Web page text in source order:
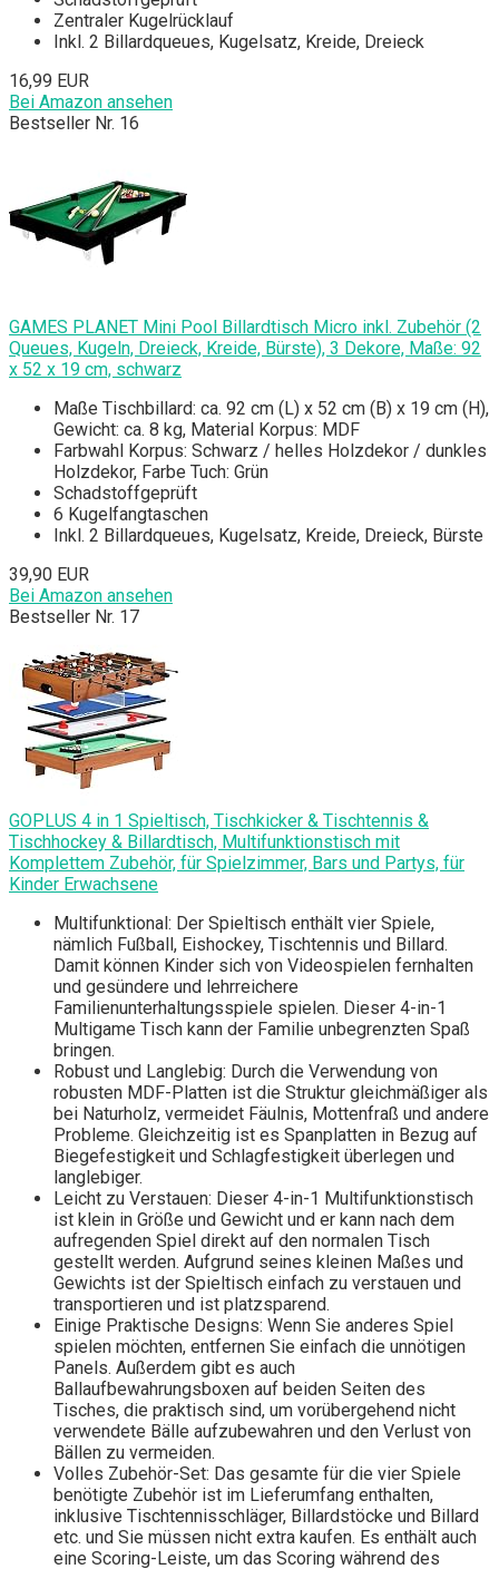
Zentraler Kugelrücklauf
Inkl. 2 Billardqueues, Kugelsatz, Kreide, Dreieck
16,99 EUR
Bei Amazon ansehen
Bestseller Nr. 16
GAMES PLANET Mini Pool Billardtisch Micro inkl. Zubehör (2
Queues, Kugeln, Dreieck, Kreide, Bürste), 3 Dekore, Maße: 92
x 52 x 19 cm, schwarz
Maße Tischbillard: ca. 92 cm (L) x 52 cm (B) x 19 cm (H),
Gewicht: ca. 8 kg, Material Korpus: MDF
Farbwahl Korpus: Schwarz / helles Holzdekor / dunkles
Holzdekor, Farbe Tuch: Grün
Schadstoffgeprüft
6 Kugelfangtaschen
Inkl. 2 Billardqueues, Kugelsatz, Kreide, Dreieck, Bürste
39,90 EUR
Bei Amazon ansehen
Bestseller Nr. 17
GOPLUS 4 in 1 Spieltisch, Tischkicker & Tischtennis &
Tischhockey & Billardtisch, Multifunktionstisch mit
Komplettem Zubehör, für Spielzimmer, Bars und Partys, für
Kinder Erwachsene
Multifunktional: Der Spieltisch enthält vier Spiele,
nämlich Fußball, Eishockey, Tischtennis und Billard.
Damit können Kinder sich von Videospielen fernhalten
und gesündere und lehrreichere
Familienunterhaltungsspiele spielen. Dieser 4-in-1
Multigame Tisch kann der Familie unbegrenzten Spaß
bringen.
Robust und Langlebig: Durch die Verwendung von
robusten MDF-Platten ist die Struktur gleichmäßiger als
bei Naturholz, vermeidet Fäulnis, Mottenfraß und andere
Probleme. Gleichzeitig ist es Spanplatten in Bezug auf
Biegefestigkeit und Schlagfestigkeit überlegen und
langlebiger.
Leicht zu Verstauen: Dieser 4-in-1 Multifunktionstisch
ist klein in Größe und Gewicht und er kann nach dem
aufregenden Spiel direkt auf den normalen Tisch
gestellt werden. Aufgrund seines kleinen Maßes und
Gewichts ist der Spieltisch einfach zu verstauen und
transportieren und ist platzsparend.
Einige Praktische Designs: Wenn Sie anderes Spiel
spielen möchten, entfernen Sie einfach die unnötigen
Panels. Außerdem gibt es auch
Ballaufbewahrungsboxen auf beiden Seiten des
Tisches, die praktisch sind, um vorübergehend nicht
verwendete Bälle aufzubewahren und den Verlust von
Bällen zu vermeiden.
Volles Zubehör-Set: Das gesamte für die vier Spiele
benötigte Zubehör ist im Lieferumfang enthalten,
inklusive Tischtennisschläger, Billardstöcke und Billard
etc. und Sie müssen nicht extra kaufen. Es enthält auch
eine Scoring-Leiste, um das Scoring während des